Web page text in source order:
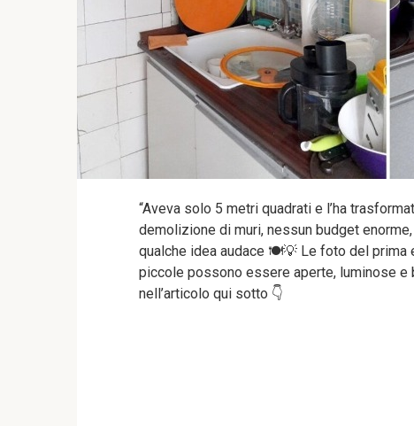
“Aveva solo 5 metri quadrati e l’ha
demolizione di muri, nessun budget
qualche idea audace 🍽️💡 Le foto del prima
piccole possono essere aperte, luminose e
nell’articolo qui sotto 👇